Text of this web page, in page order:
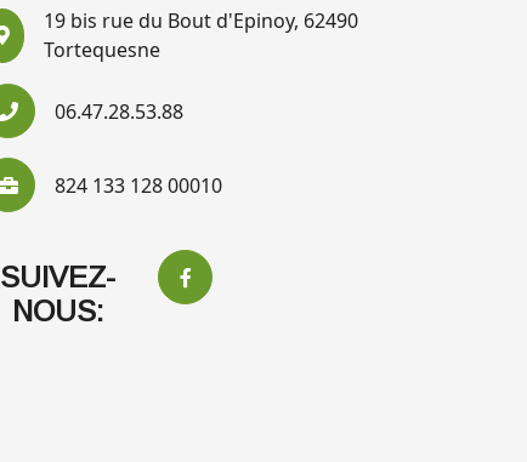
19 bis rue du Bout d'Epinoy, 62490
Tortequesne
06.47.28.53.88
824 133 128 00010
SUIVEZ-
NOUS: